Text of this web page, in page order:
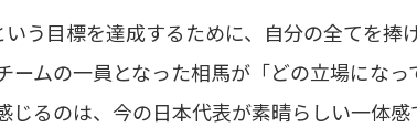
う目標を達成するために、自分の全てを捧
ームの一員となった相馬が「どの立場にな
るのは、今の日本代表が素晴らしい一体